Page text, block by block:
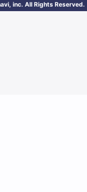
inc. All Rights Reserved.